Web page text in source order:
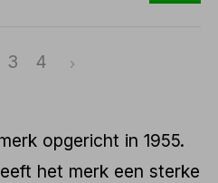
3 4
opgericht in 1955.
het merk een sterke